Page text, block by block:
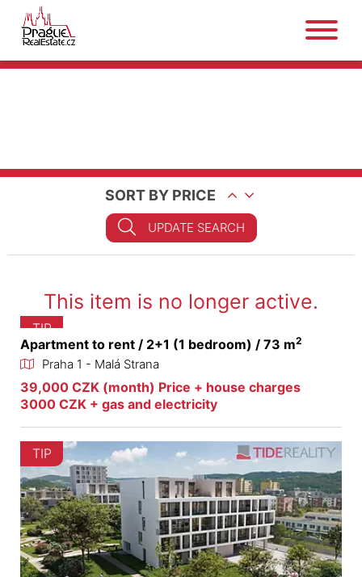
SORT BY PRICE
UPDATE SEARCH
This item is no longer active.
TIP
Apartment to rent / 2+1 (1 bedroom) / 73 m2
Praha 1 - Malá Strana
39,000 CZK (month) Price + house charges
3000 CZK + gas and electricity
TIP